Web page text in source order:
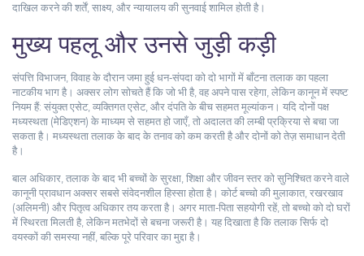
दाखिल करने की शर्तें, साक्ष्य, और न्यायालय की सुनवाई शामिल होती है।
मुख्य पहलू और उनसे जुड़ी कड़ी
संपत्ति विभाजन, विवाह के दौरान जमा हुई धन‑संपदा को दो भागों में बाँटनातलाक का पहला
नाटकीय भाग है। अक्सर लोग सोचते हैं कि जो भी है, वह अपने पास रहेगा, लेकिन कानून में स्पष्ट
नियम हैं: संयुक्त एसेट, व्यक्तिगत एसेट, और दंपति के बीच सहमत मूल्यांकन। यदि दोनों पक्ष
मध्यस्थता (मेडिएशन) के माध्यम से सहमत हो जाएँ, तो अदालत की लम्बी प्रक्रिया से बचा जा
सकता है। मध्यस्थता तलाक के बाद के तनाव को कम करती है और दोनों को तेज़ समाधान देती
है।
बाल अधिकार तलाक के बाद भी बच्चों के सुरक्षा, शिक्षा और जीवन स्तर को सुनिश्चित करने वाले
कानूनी प्रावधानअक्सर सबसे संवेदनशील हिस्सा होता है। कोर्ट बच्चो की मुलाकात, रखरखाव
(अलिमनी) और पितृत्व अधिकार तय करता है। अगर माता‑पिता सहयोगी रहें, तो बच्चो को दो घरों
में स्थिरता मिलती है, लेकिन मतभेदों से बचना जरूरी है। यह दिखाता है कि तलाक सिर्फ दो
वयस्कों की समस्या नहीं, बल्कि पूरे परिवार का मुद्दा है।